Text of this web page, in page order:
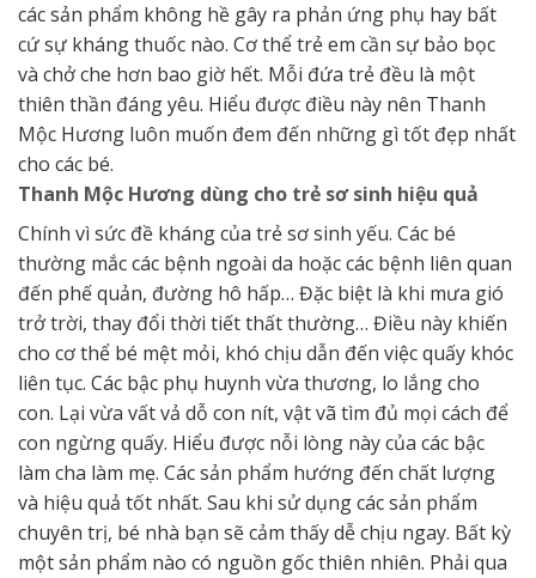
các sản phẩm không hề gây ra phản ứng phụ hay bất
cứ sự kháng thuốc nào. Cơ thể trẻ em cần sự bảo bọc
và chở che hơn bao giờ hết. Mỗi đứa trẻ đều là một
thiên thần đáng yêu. Hiểu được điều này nên Thanh
Mộc Hương luôn muốn đem đến những gì tốt đẹp nhất
cho các bé.
Thanh Mộc Hương dùng cho trẻ sơ sinh hiệu quả
Chính vì sức đề kháng của trẻ sơ sinh yếu. Các bé
thường mắc các bệnh ngoài da hoặc các bệnh liên quan
đến phế quản, đường hô hấp… Đặc biệt là khi mưa gió
trở trời, thay đổi thời tiết thất thường… Điều này khiến
cho cơ thể bé mệt mỏi, khó chịu dẫn đến việc quấy khóc
liên tục. Các bậc phụ huynh vừa thương, lo lắng cho
con. Lại vừa vất vả dỗ con nít, vật vã tìm đủ mọi cách để
con ngừng quấy. Hiểu được nỗi lòng này của các bậc
làm cha làm mẹ. Các sản phẩm hướng đến chất lượng
và hiệu quả tốt nhất. Sau khi sử dụng các sản phẩm
chuyên trị, bé nhà bạn sẽ cảm thấy dễ chịu ngay. Bất kỳ
một sản phẩm nào có nguồn gốc thiên nhiên. Phải qua